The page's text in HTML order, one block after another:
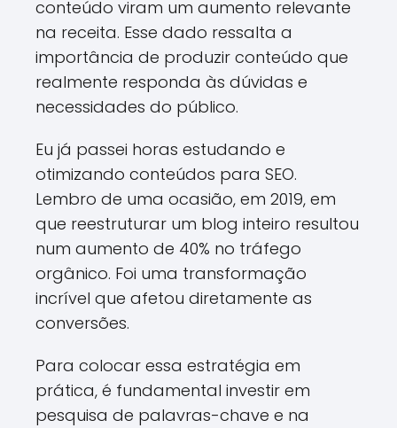
conteúdo viram um aumento relevante
na receita. Esse dado ressalta a
importância de produzir conteúdo que
realmente responda às dúvidas e
necessidades do público.
Eu já passei horas estudando e
otimizando conteúdos para SEO.
Lembro de uma ocasião, em 2019, em
que reestruturar um blog inteiro resultou
num aumento de 40% no tráfego
orgânico. Foi uma transformação
incrível que afetou diretamente as
conversões.
Para colocar essa estratégia em
prática, é fundamental investir em
pesquisa de palavras-chave e na